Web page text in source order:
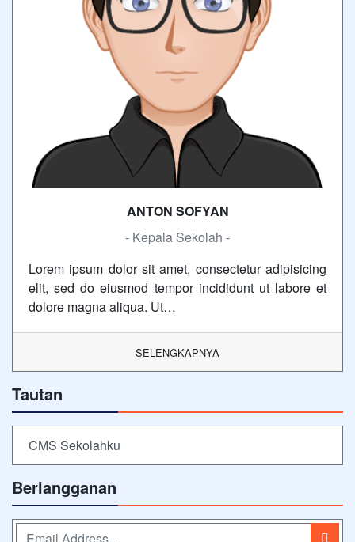
ANTON SOFYAN
- Kepala Sekolah -
Lorem ipsum dolor sit amet, consectetur adipisicing
elit, sed do eiusmod tempor incididunt ut labore et
dolore magna aliqua. Ut…
SELENGKAPNYA
Tautan
CMS Sekolahku
Berlangganan